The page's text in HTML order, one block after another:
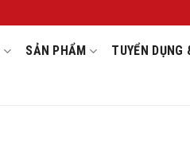
SẢN PHẨM TUYỂN